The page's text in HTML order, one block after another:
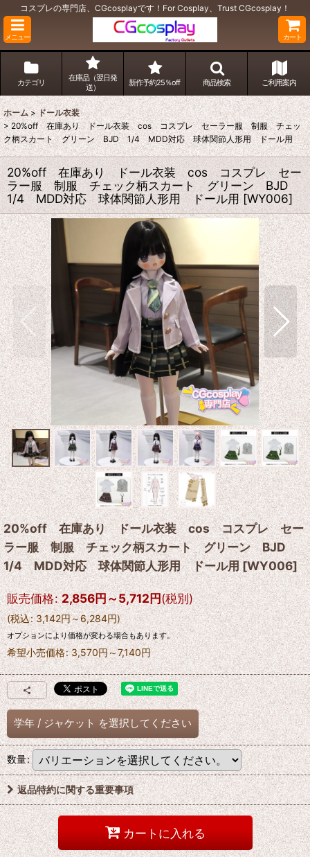
コスプレの専門店、CGcosplayです！For Cosplay、Trust CGcosplay！
メニュー カート
カテゴリ
在庫品（翌日発
送）
新作予約25％off 商品検索 ご利用案内
ホーム > ドール衣装
> 20%off 在庫あり ドール衣装 cos コスプレ セーラー服 制服 チェッ
ク柄スカート グリーン BJD 1/4 MDD対応 球体関節人形用 ドール用
20%off 在庫あり ドール衣装 cos コスプレ セー
ラー服 制服 チェック柄スカート グリーン BJD
1/4 MDD対応 球体関節人形用 ドール用 [WY006]
20%off 在庫あり ドール衣装 cos コスプレ セー
ラー服 制服 チェック柄スカート グリーン BJD
1/4 MDD対応 球体関節人形用 ドール用[WY006]
販売価格: 2,856円～5,712円(税別)
(税込: 3,142円～6,284円)
オプションにより価格が変わる場合もあります。
希望小売価格: 3,570円～7,140円
学年 / ジャケット を選択してください
数量:
返品特約に関する重要事項
カートに入れる